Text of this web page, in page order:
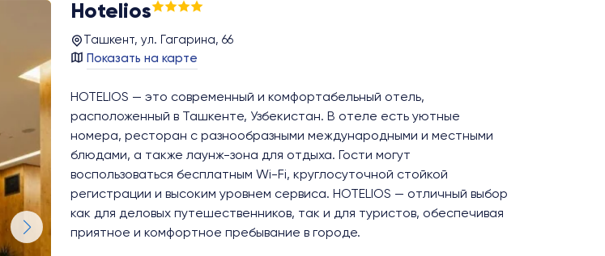
Hotelios
Ташкент, ул. Гагарина, 66
Показать на карте
HOTELIOS — это современный и комфортабельный отель,
расположенный в Ташкенте, Узбекистан. В отеле есть уютные
номера, ресторан с разнообразными международными и местными
блюдами, а также лаунж-зона для отдыха. Гости могут
воспользоваться бесплатным Wi-Fi, круглосуточной стойкой
регистрации и высоким уровнем сервиса. HOTELIOS — отличный выбор
как для деловых путешественников, так и для туристов, обеспечивая
приятное и комфортное пребывание в городе.